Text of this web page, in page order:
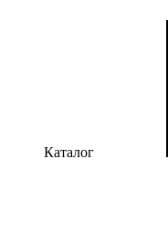
Каталог